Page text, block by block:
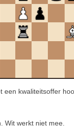
een kwaliteitsoffer
Wit werkt niet mee.